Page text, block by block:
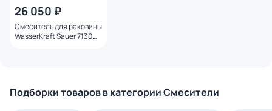
26 050 ₽
Смеситель для раковины
WasserKraft Sauer 7130
Подборки товаров в категории Смесители